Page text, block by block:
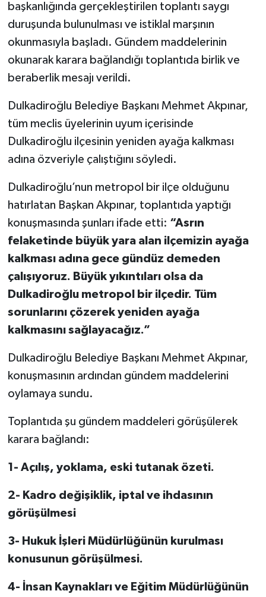
başkanlığında gerçekleştirilen toplantı saygı
duruşunda bulunulması ve istiklal marşının
okunmasıyla başladı. Gündem maddelerinin
okunarak karara bağlandığı toplantıda birlik ve
beraberlik mesajı verildi.
Dulkadiroğlu Belediye Başkanı Mehmet Akpınar,
tüm meclis üyelerinin uyum içerisinde
Dulkadiroğlu ilçesinin yeniden ayağa kalkması
adına özveriyle çalıştığını söyledi.
Dulkadiroğlu’nun metropol bir ilçe olduğunu
hatırlatan Başkan Akpınar, toplantıda yaptığı
konuşmasında şunları ifade etti: “Asrın
felaketinde büyük yara alan ilçemizin ayağa
kalkması adına gece gündüz demeden
çalışıyoruz. Büyük yıkıntıları olsa da
Dulkadiroğlu metropol bir ilçedir. Tüm
sorunlarını çözerek yeniden ayağa
kalkmasını sağlayacağız.”
Dulkadiroğlu Belediye Başkanı Mehmet Akpınar,
konuşmasının ardından gündem maddelerini
oylamaya sundu.
Toplantıda şu gündem maddeleri görüşülerek
karara bağlandı:
1- Açılış, yoklama, eski tutanak özeti.
2- Kadro değişiklik, iptal ve ihdasının
görüşülmesi
3- Hukuk İşleri Müdürlüğünün kurulması
konusunun görüşülmesi.
4- İnsan Kaynakları ve Eğitim Müdürlüğünün
TREND
MEDYA
OTOMOTİV
TEKNOLOJİ
KÜLTÜR SANAT